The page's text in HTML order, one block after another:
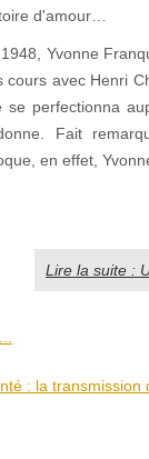
d'amour…
Yvonne
cours avec Henri
se perfectionna
Fait
en effet,
Lire la suite :
: la transmission